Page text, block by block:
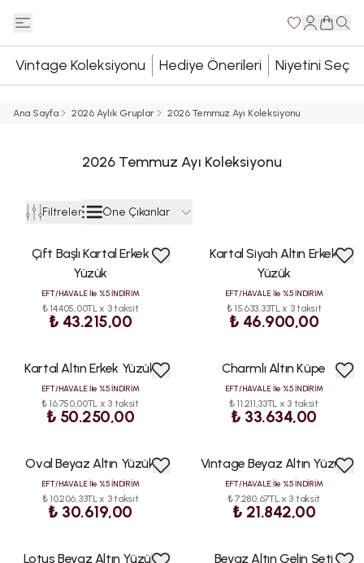
Vintage Koleksiyonu Hediye Önerileri Niyetini Seç
Ana Sayfa 2026 Aylık Gruplar 2026 Temmuz Ayı Koleksiyonu
2026 Temmuz Ayı Koleksiyonu
Filtreler Öne Çıkanlar
Çift Başlı Kartal Erkek
Yüzük
EFT/HAVALE İle %5 İNDİRİM
₺ 14.405,00TL x 3 taksit
₺ 43.215,00
Kartal Siyah Altın Erkek
Yüzük
EFT/HAVALE İle %5 İNDİRİM
₺ 15.633,33TL x 3 taksit
₺ 46.900,00
Kartal Altın Erkek Yüzük
EFT/HAVALE İle %5 İNDİRİM
₺ 16.750,00TL x 3 taksit
₺ 50.250,00
Charmlı Altın Küpe
EFT/HAVALE İle %5 İNDİRİM
₺ 11.211,33TL x 3 taksit
₺ 33.634,00
Oval Beyaz Altın Yüzük
EFT/HAVALE İle %5 İNDİRİM
₺ 10.206,33TL x 3 taksit
₺ 30.619,00
Vintage Beyaz Altın Yüzük
EFT/HAVALE İle %5 İNDİRİM
₺ 7.280,67TL x 3 taksit
₺ 21.842,00
Lotus Beyaz Altın Yüzük Beyaz Altın Gelin Seti